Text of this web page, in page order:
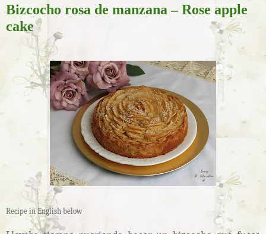
Bizcocho rosa de manzana – Rose apple
cake
Recipe in English below